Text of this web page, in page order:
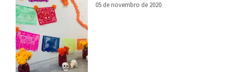
05 de novembro de 2020